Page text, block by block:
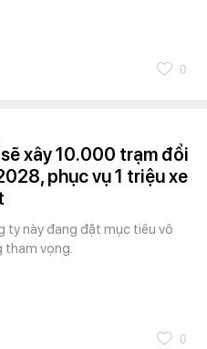
0
xây 10.000 trạm đổi
phục vụ 1 triệu xe
ty này đang đặt mục tiêu vô
tham vọng.
0